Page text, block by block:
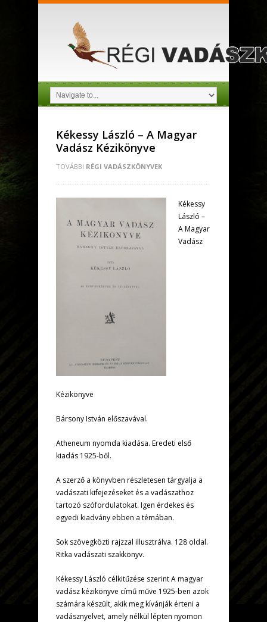
Kékessy László – A Magyar
Vadász Kézikönyve
TOVÁBBI RÉGI VADÁSZKÖNYVEK
Kékessy
László –
A Magyar
Vadász
Kézikönyve
Bársony István előszavával.
Atheneum nyomda kiadása. Eredeti első
kiadás 1925-ből.
A szerző a könyvben részletesen tárgyalja a
vadászati kifejezéseket és a vadászathoz
tartozó szófordulatokat. Igen érdekes és
egyedi kiadvány ebben a témában.
Sok szövegközti rajzzal illusztrálva. 128 oldal.
Ritka vadászati szakkönyv.
Kékessy László célkitűzése szerint A magyar
vadász kézikönyve című műve 1925-ben azok
számára készült, akik meg kívánják érteni a
vadásznyelvet, amely nélkül lépten nyomon